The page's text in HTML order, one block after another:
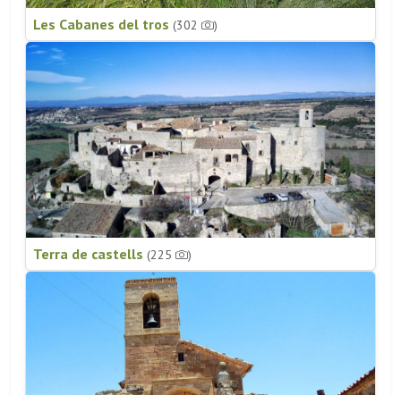
Les Cabanes del tros (302 )
Terra de castells (225 )